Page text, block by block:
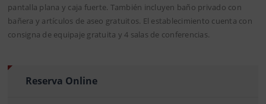
pantalla plana y caja fuerte. También incluyen baño privado con
bañera y artículos de aseo gratuitos. El establecimiento cuenta con
consigna de equipaje gratuita y 4 salas de conferencias.
Reserva Online